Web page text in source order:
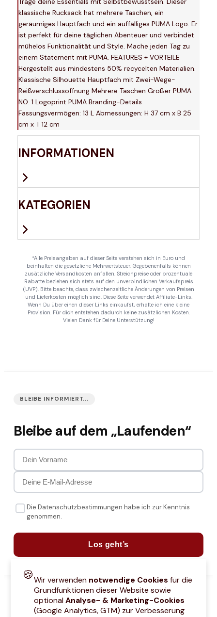
klassische Rucksack hat mehrere Taschen, ein
geräumiges Hauptfach und ein auffälliges PUMA Logo. Er
ist perfekt für deine täglichen Abenteuer und verbindet
mühelos Funktionalität und Style. Mache jeden Tag zu
einem Statement mit PUMA. FEATURES + VORTEILE
Hergestellt aus mindestens 50% recycelten Materialien.
Klassische Silhouette Hauptfach mit Zwei-Wege-
Reißverschlussöffnung Mehrere Taschen Großer PUMA
NO. 1 Logoprint PUMA Branding-Details
Fassungsvermögen: 13 L Abmessungen: H 37 cm x B 25
cm x T 12 cm
INFORMATIONEN
KATEGORIEN
*Alle Preisangaben auf dieser Seite verstehen sich in Euro und
beinhalten die gesetzliche Mehrwertsteuer. Gegebenenfalls können
zusätzliche Versandkosten anfallen. Streichpreise oder prozentuale
Rabatte beziehen sich stets auf den unverbindlichen Verkaufspreis
(UVP). Bitte beachte, dass zwischenzeitliche Änderungen von Preisen
und Lieferkosten möglich sind. Diese Seite verwendet Affiliate-Links.
Wenn Du über einen dieser Links einkaufst, erhalte ich eine kleine
Provision. Für dich entstehen dadurch keine zusätzlichen Kosten.
Vielen Dank für Deine Unterstützung!
BLEIBE INFORMIERT...
Bleibe auf dem „Laufenden“
Die Datenschutzbestimmungen habe ich zur Kenntnis
genommen.
Los geht’s
🍪Wir verwenden notwendige Cookies für die
Grundfunktionen dieser Website sowie
optionalAnalyse- & Marketing-Cookies
(Google Analytics, GTM) zur Verbesserung